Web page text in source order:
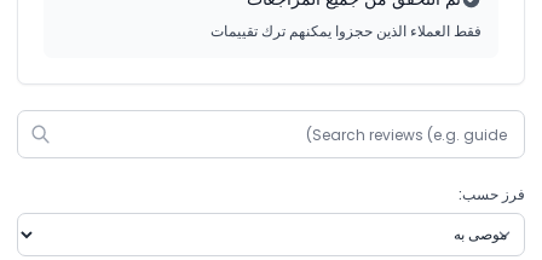
فقط العملاء الذين حجزوا يمكنهم ترك تقييمات
فرز حسب: